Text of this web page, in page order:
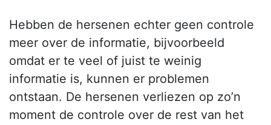
Hebben de hersenen echter geen controle
meer over de informatie, bijvoorbeeld
omdat er te veel of juist te weinig
informatie is, kunnen er problemen
ontstaan. De hersenen verliezen op zo’n
moment de controle over de rest van het